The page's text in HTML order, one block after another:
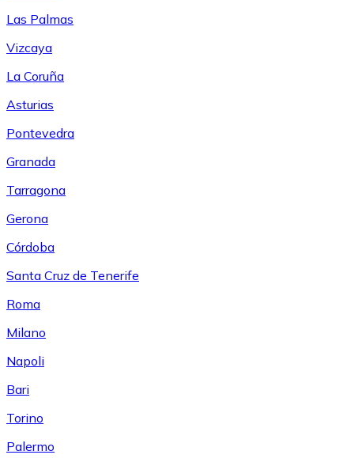
Las Palmas
Vizcaya
La Coruña
Asturias
Pontevedra
Granada
Tarragona
Gerona
Córdoba
Santa Cruz de Tenerife
Roma
Milano
Napoli
Bari
Torino
Palermo